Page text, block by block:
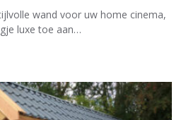
wand voor uw home cinema,
luxe toe aan…